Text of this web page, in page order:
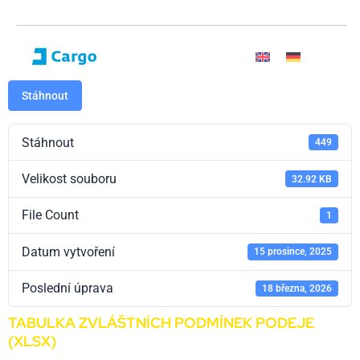
Stáhnout
Stáhnout 449
Velikost souboru 32.92 KB
File Count 1
Datum vytvoření 15 prosince, 2025
Poslední úprava 18 března, 2026
TABULKA ZVLÁŠTNÍCH PODMÍNEK PODEJE
(XLSX)